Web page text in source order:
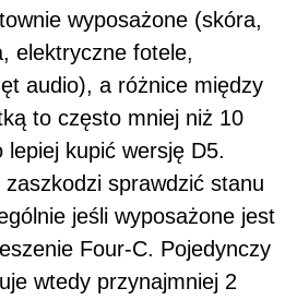
wyposażone (skóra,
elektryczne fotele,
audio), a różnice między
to często mniej niż 10
lepiej kupić wersję D5.
sprawdzić stanu
jeśli wyposażone jest
Four-C. Pojedynczy
wtedy przynajmniej 2